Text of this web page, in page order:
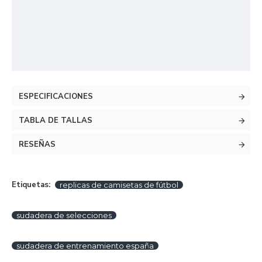
ESPECIFICACIONES
TABLA DE TALLAS
RESEÑAS
Etiquetas: replicas de camisetas de fútbol
sudadera de selecciones
sudadera de entrenamiento españa